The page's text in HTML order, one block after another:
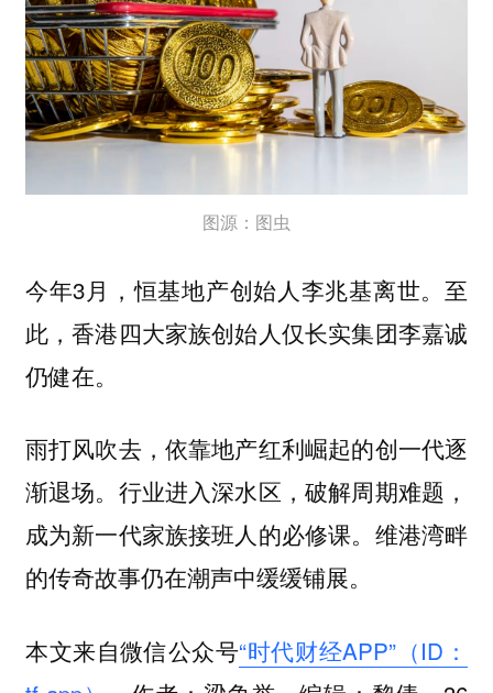
图源：图虫
今年3月，恒基地产创始人李兆基离世。至
此，香港四大家族创始人仅长实集团李嘉诚
仍健在。
雨打风吹去，依靠地产红利崛起的创一代逐
渐退场。行业进入深水区，破解周期难题，
成为新一代家族接班人的必修课。维港湾畔
的传奇故事仍在潮声中缓缓铺展。
本文来自微信公众号“时代财经APP”（ID：